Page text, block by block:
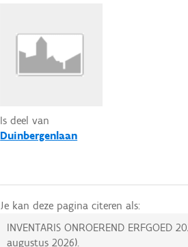
Is deel van
Duinbergenlaan
Je kan deze pagina citeren als:
INVENTARIS ONROEREND ERFGOED
augustus 2026).